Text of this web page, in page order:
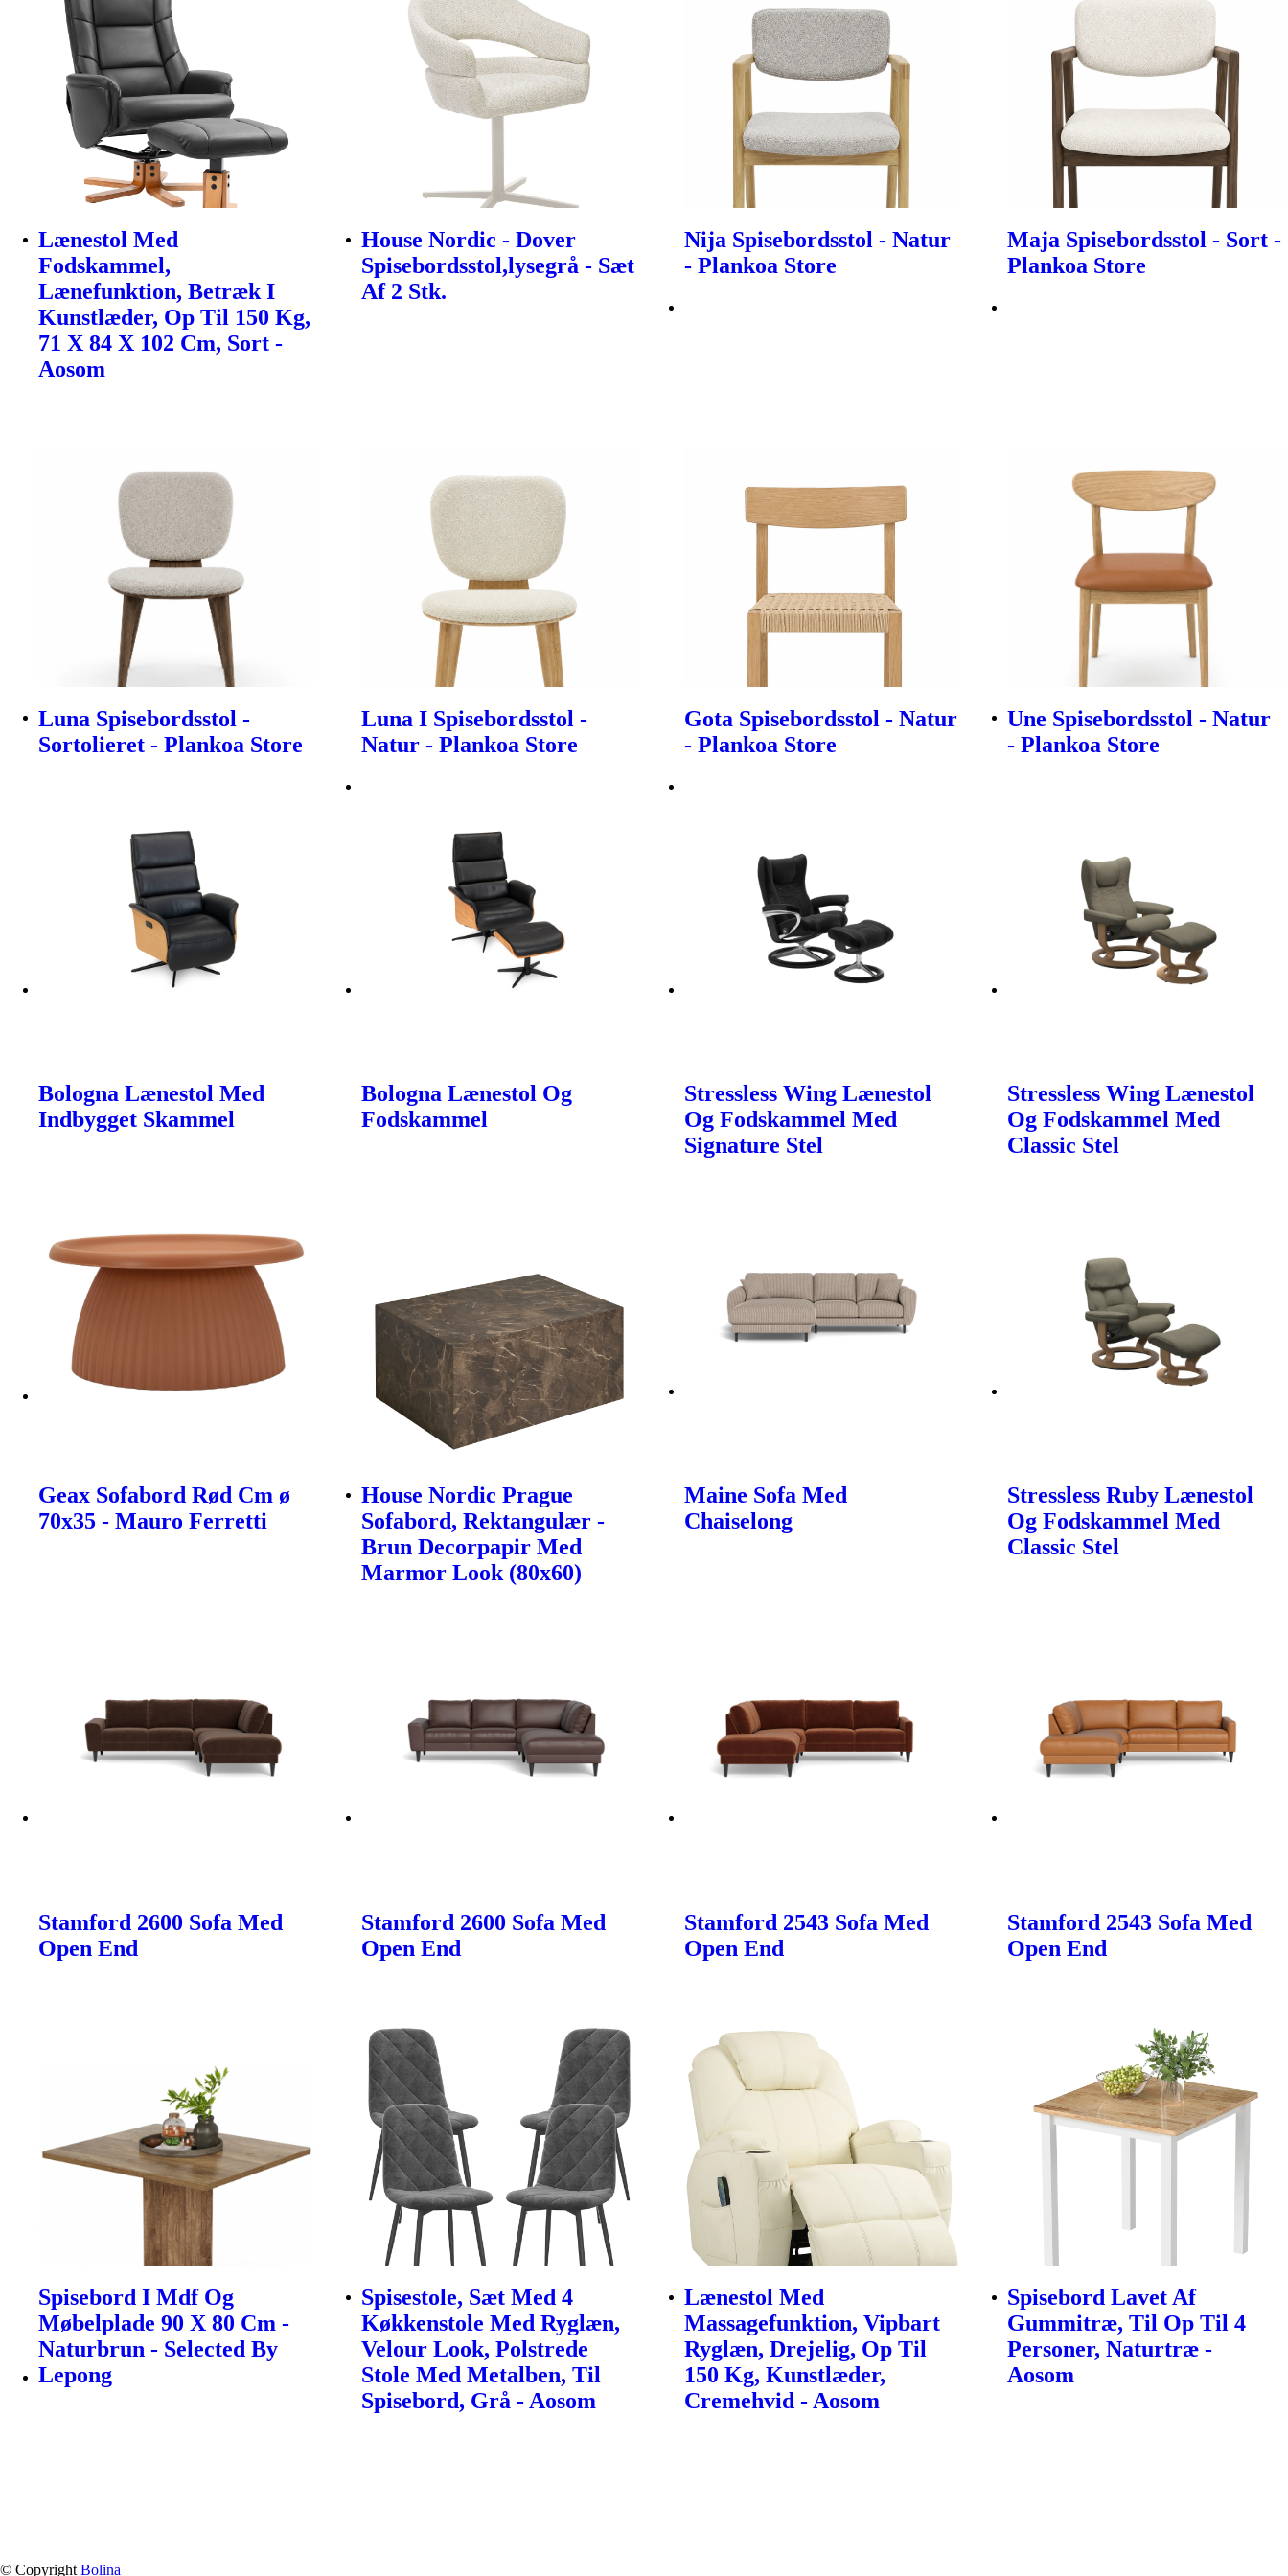
Lænestol Med
Fodskammel,
Lænefunktion, Betræk I
Kunstlæder, Op Til 150 Kg,
71 X 84 X 102 Cm, Sort -
Aosom
House Nordic - Dover
Spisebordsstol,lysegrå - Sæt
Af 2 Stk.
Nija Spisebordsstol - Natur
- Plankoa Store
Maja Spisebordsstol - Sort -
Plankoa Store
Luna Spisebordsstol -
Sortolieret - Plankoa Store
Luna I Spisebordsstol -
Natur - Plankoa Store
Gota Spisebordsstol - Natur
- Plankoa Store
Une Spisebordsstol - Natur
- Plankoa Store
Bologna Lænestol Med
Indbygget Skammel
Bologna Lænestol Og
Fodskammel
Stressless Wing Lænestol
Og Fodskammel Med
Signature Stel
Stressless Wing Lænestol
Og Fodskammel Med
Classic Stel
Geax Sofabord Rød Cm ø
70x35 - Mauro Ferretti
House Nordic Prague
Sofabord, Rektangulær -
Brun Decorpapir Med
Marmor Look (80x60)
Maine Sofa Med
Chaiselong
Stressless Ruby Lænestol
Og Fodskammel Med
Classic Stel
Stamford 2600 Sofa Med
Open End
Stamford 2600 Sofa Med
Open End
Stamford 2543 Sofa Med
Open End
Stamford 2543 Sofa Med
Open End
Spisebord I Mdf Og
Møbelplade 90 X 80 Cm -
Naturbrun - Selected By
Lepong
Spisestole, Sæt Med 4
Køkkenstole Med Ryglæn,
Velour Look, Polstrede
Stole Med Metalben, Til
Spisebord, Grå - Aosom
Lænestol Med
Massagefunktion, Vipbart
Ryglæn, Drejelig, Op Til
150 Kg, Kunstlæder,
Cremehvid - Aosom
Spisebord Lavet Af
Gummitræ, Til Op Til 4
Personer, Naturtræ -
Aosom
© Copyright Bolina